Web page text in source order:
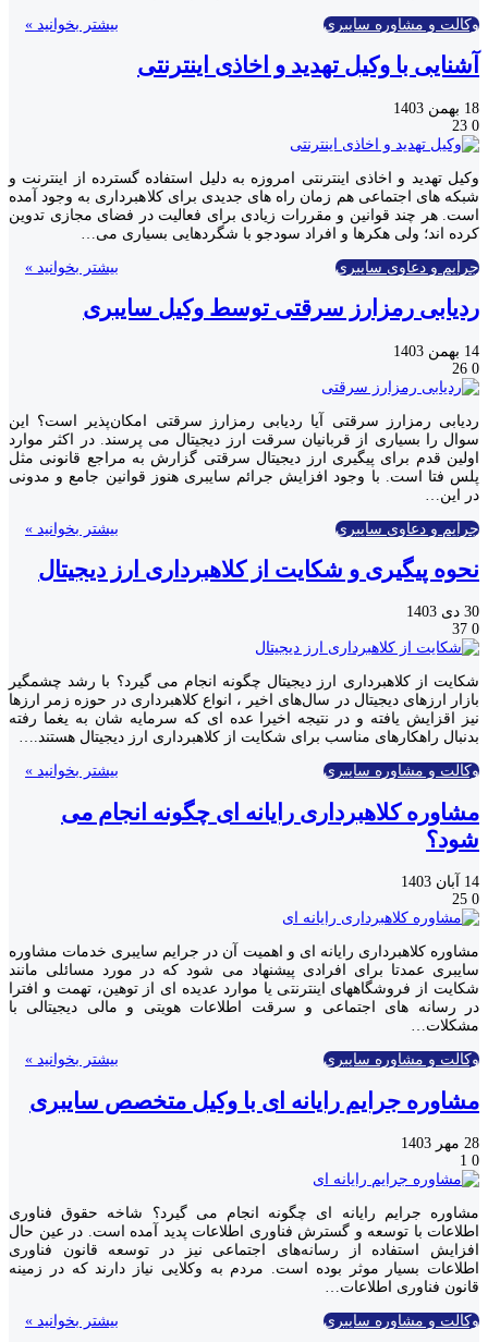
بیشتر بخوانید » وکالت و مشاوره سایبری
آشنایی با وکیل تهدید و اخاذی اینترنتی
18 بهمن 1403
0
وکیل تهدید و اخاذی اینترنتی امروزه به دلیل استفاده گسترده از اینترنت و
شبکه های اجتماعی هم زمان راه های جدیدی برای کلاهبرداری به وجود آمده
است. هر چند قوانین و مقررات زیادی برای فعالیت در فضای مجازی تدوین
کرده اند؛ ولی هکرها و افراد سودجو با شگردهایی بسیاری می…
بیشتر بخوانید » جرایم و دعاوی سایبری
ردیابی رمزارز سرقتی توسط وکیل سایبری
14 بهمن 1403
0
ردیابی رمزارز سرقتی آیا ردیابی رمزارز سرقتی امکان‌پذیر است؟ این
سوال را بسیاری از قربانیان سرقت ارز دیجیتال می پرسند. در اکثر موارد
اولین قدم برای پیگیری ارز دیجیتال سرقتی گزارش به مراجع قانونی مثل
پلس فتا است. با وجود افزایش جرائم سایبری هنوز قوانین جامع و مدونی
در این…
بیشتر بخوانید » جرایم و دعاوی سایبری
نحوه پیگیری و شکایت از کلاهبرداری ارز دیجیتال
30 دی 1403
0
شکایت از کلاهبرداری‌ ارز دیجیتال چگونه انجام می گیرد؟ با رشد چشمگیر
بازار ارزهای دیجیتال در سال‌های اخیر ، انواع کلاهبرداری در حوزه زمر ارزها
نیز اقزایش یافته و در نتیجه اخیرا عده ای که سرمایه شان به یغما رفته
بدنبال راهکارهای مناسب برای شکایت از کلاهبرداری ارز دیجیتال هستند.…
بیشتر بخوانید » وکالت و مشاوره سایبری
مشاوره کلاهبرداری رایانه ای چگونه انجام می
شود؟
14 آبان 1403
0
مشاوره کلاهبرداری رایانه ای و اهمیت آن در جرایم سایبری خدمات مشاوره
سایبری عمدتا برای افرادی پیشنهاد می شود که در مورد مسائلی مانند
شکایت از فروشگاههای اینترنتی یا موارد عدیده ای از توهین، تهمت و افترا
در رسانه های اجتماعی و سرقت اطلاعات هویتی و مالی دیجیتالی با
مشکلات…
بیشتر بخوانید » وکالت و مشاوره سایبری
مشاوره جرایم رایانه ای با وکیل متخصص سایبری
28 مهر 1403
0
مشاوره جرایم رایانه ای چگونه انجام می گیرد؟ شاخه حقوق فناوری
اطلاعات با توسعه و گسترش فناوری اطلاعات پدید آمده است. در عین حال
افزایش استفاده از رسانه‌های اجتماعی نیز در توسعه قانون فناوری
اطلاعات بسیار موثر بوده است. مردم به وکلایی نیاز دارند که در زمینه
قانون فناوری اطلاعات…
بیشتر بخوانید » وکالت و مشاوره سایبری